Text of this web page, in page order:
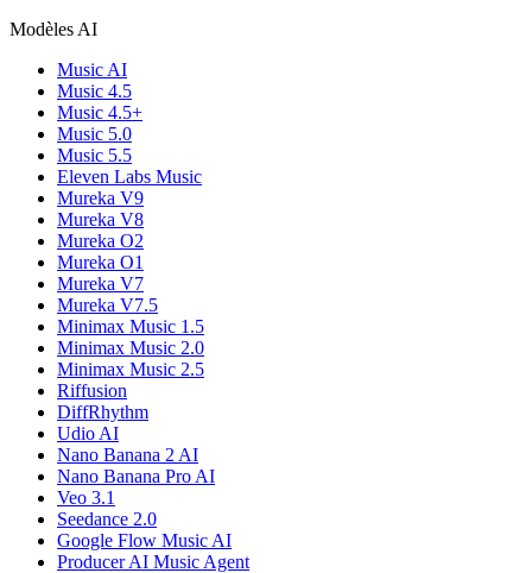
Modèles AI
Music AI
Music 4.5
Music 4.5+
Music 5.0
Music 5.5
Eleven Labs Music
Mureka V9
Mureka V8
Mureka O2
Mureka O1
Mureka V7
Mureka V7.5
Minimax Music 1.5
Minimax Music 2.0
Minimax Music 2.5
Riffusion
DiffRhythm
Udio AI
Nano Banana 2 AI
Nano Banana Pro AI
Veo 3.1
Seedance 2.0
Google Flow Music AI
Producer AI Music Agent